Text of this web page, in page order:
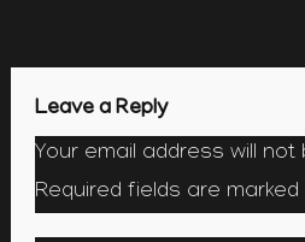
Leave a Reply
Your email address will not
Required fields are marked